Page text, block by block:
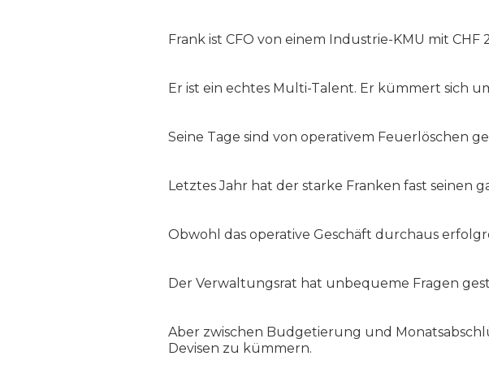
Frank ist CFO von einem Industrie-KMU mit CHF
Er ist ein echtes Multi-Talent. Er kümmert sich
Seine Tage sind von operativem Feuerlöschen
Letztes Jahr hat der starke Franken fast seinen
Obwohl das operative Geschäft durchaus
Der Verwaltungsrat hat unbequeme Fragen
Aber zwischen Budgetierung und
Devisen zu kümmern.